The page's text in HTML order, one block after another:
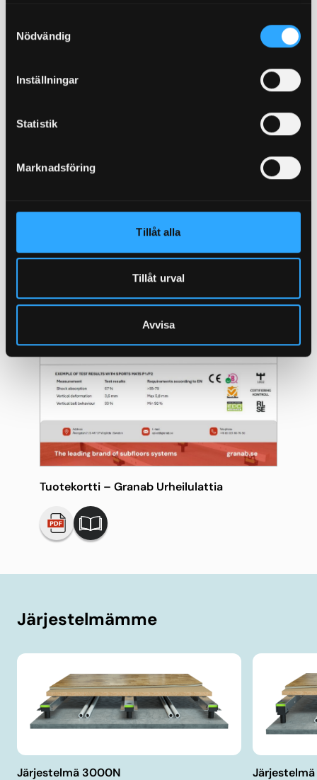
Nödvändig
Inställningar
Statistik
Marknadsföring
Tillåt alla
Tillåt urval
Avvisa
Tuotekortti – Granab Urheilulattia
Tuotekortti – Granab Urheilulattia
Järjestelmämme
Järjestelmä 3000N